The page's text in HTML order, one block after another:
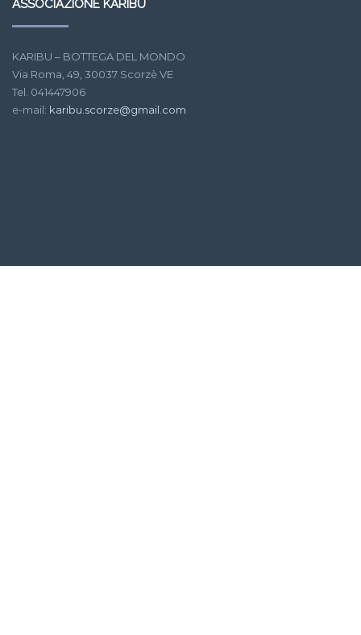
ASSOCIAZIONE KARIBU
KARIBU – BOTTEGA DEL MONDO
Via Roma, 49, 30037 Scorzè VE
Tel. 041447906
e-mail: karibu.scorze@gmail.com